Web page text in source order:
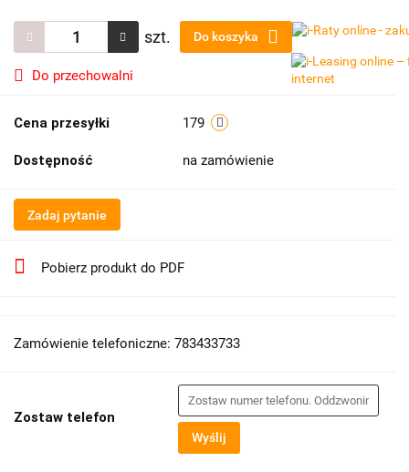
szt. Do koszyka
Do przechowalni
Cena przesyłki 179
Dostępność na zamówienie
Zadaj pytanie
Pobierz produkt do PDF
Zamówienie telefoniczne: 783433733
Zostaw telefon
Wyślij